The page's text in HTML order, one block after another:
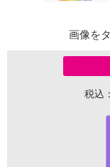
画像を
税込：